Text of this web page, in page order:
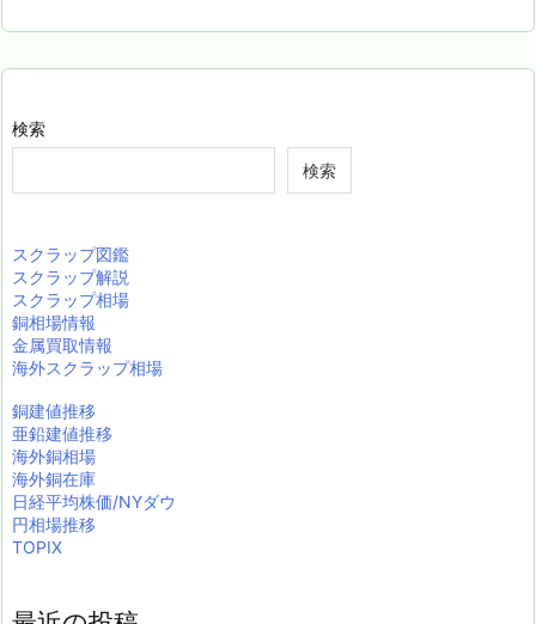
検索
検索
スクラップ図鑑
スクラップ解説
スクラップ相場
銅相場情報
金属買取情報
海外スクラップ相場
銅建値推移
亜鉛建値推移
海外銅相場
海外銅在庫
日経平均株価/NYダウ
円相場推移
TOPIX